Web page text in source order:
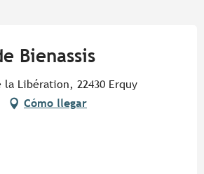
Bienassis
la Libération, 22430 Erquy
Cómo llegar